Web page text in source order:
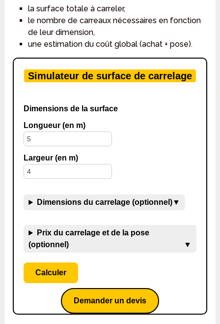
la surface totale à carreler,
le nombre de carreaux nécessaires en fonction
de leur dimension,
une estimation du coût global (achat + pose).
Simulateur de surface de carrelage
Dimensions de la surface
Longueur (en m)
Largeur (en m)
Dimensions du carrelage (optionnel)▼
Prix du carrelage et de la pose
(optionnel)
▼
Calculer
Demander un devis